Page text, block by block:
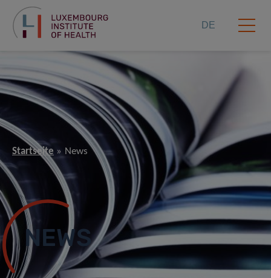
DE
Startseite News
NEWS